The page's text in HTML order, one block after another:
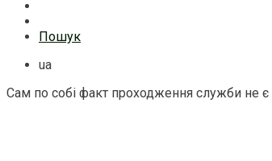
Пошук
ua
Сам по собі факт проходження служби не